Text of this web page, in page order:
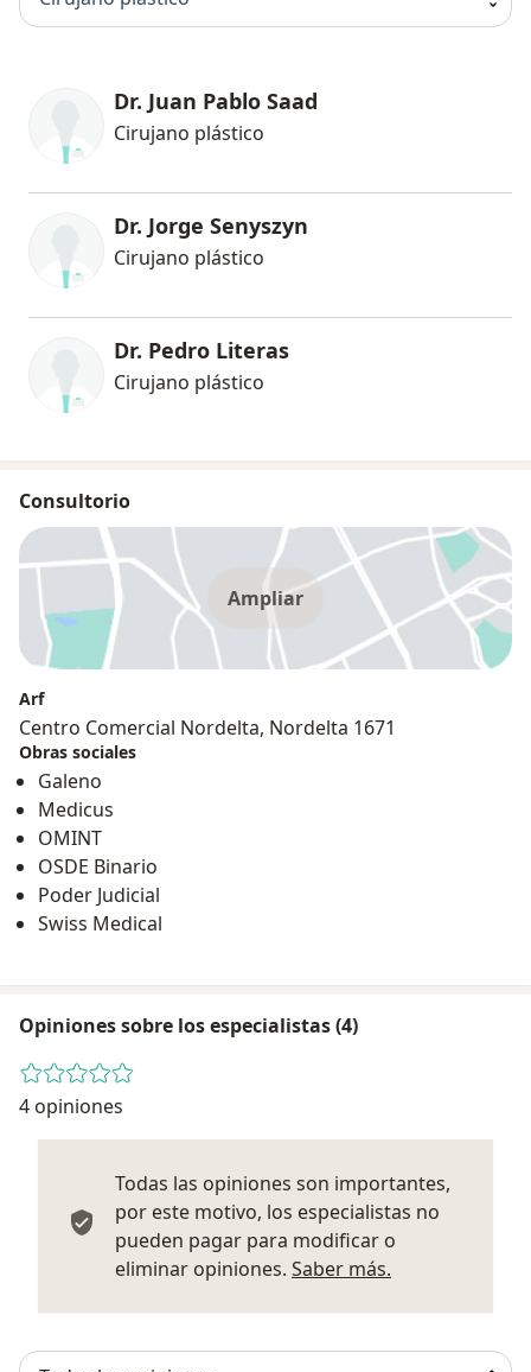
Dr. Juan Pablo Saad
Cirujano plástico
Dr. Jorge Senyszyn
Cirujano plástico
Dr. Pedro Literas
Cirujano plástico
Consultorio
Ampliar
Arf
Centro Comercial Nordelta, Nordelta 1671
Obras sociales
Galeno
Medicus
OMINT
OSDE Binario
Poder Judicial
Swiss Medical
Opiniones sobre los especialistas (4)
4 opiniones
Todas las opiniones son importantes,
por este motivo, los especialistas no
pueden pagar para modificar o
eliminar opiniones. Saber más.